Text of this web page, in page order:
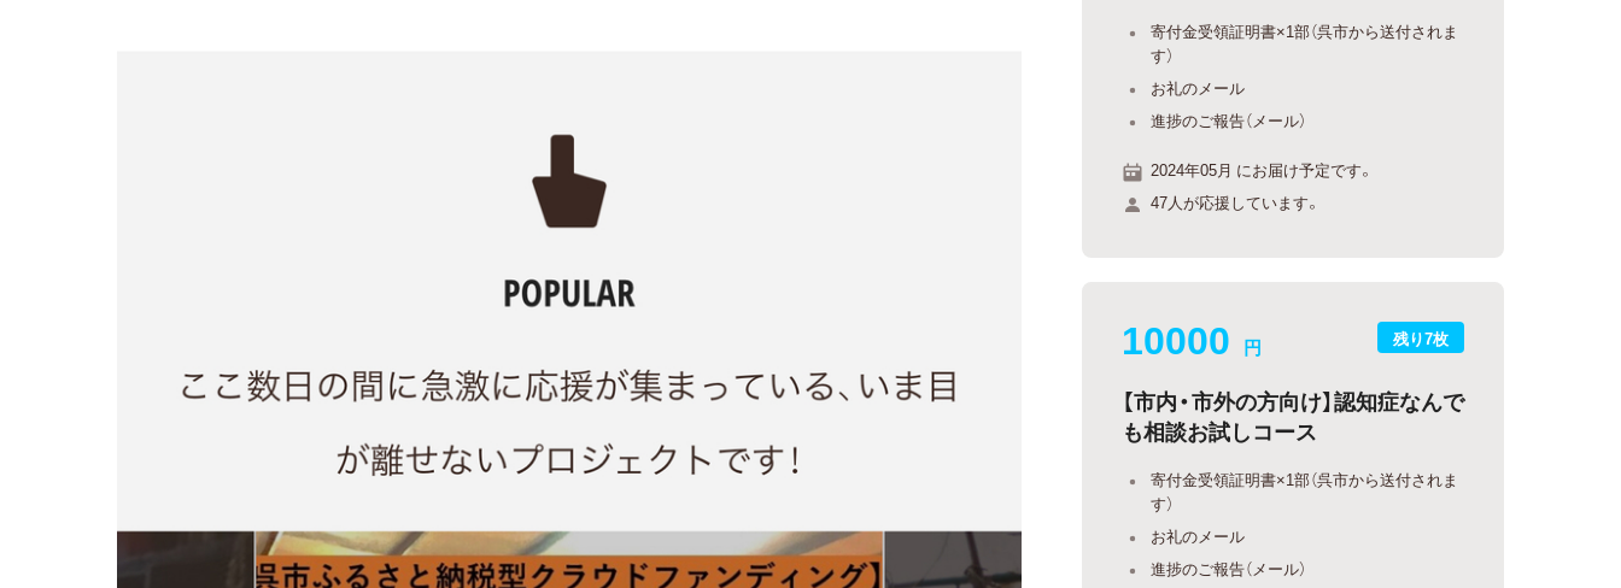
寄付金受領証明書×1部（呉市から送付されま
す）
お礼のメール
進捗のご報告（メール）
2024年05月 にお届け予定です。
47人が応援しています。
残り7枚
10000 円
【市内・市外の方向け】認知症なんで
も相談お試しコース
寄付金受領証明書×1部（呉市から送付されま
す）
お礼のメール
進捗のご報告（メール）